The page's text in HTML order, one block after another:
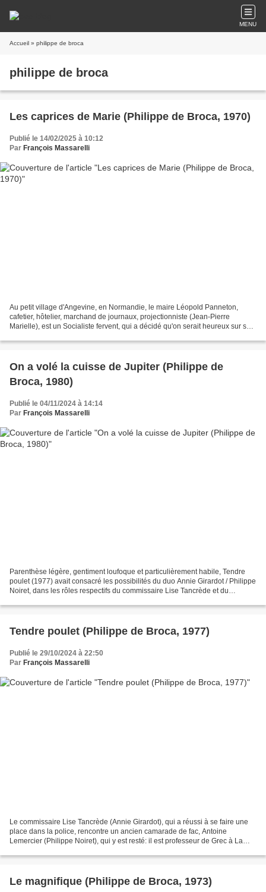
MENU
Accueil » philippe de broca
philippe de broca
Les caprices de Marie (Philippe de Broca, 1970)
Publié le 14/02/2025 à 10:12
Par François Massarelli
Au petit village d'Angevine, en Normandie, le maire Léopold Panneton,
cafetier, hôtelier, marchand de journaux, projectionniste (Jean-Pierre
Marielle), est un Socialiste fervent, qui a décidé qu'on serait heureux sur sa
On a volé la cuisse de Jupiter (Philippe de
Broca, 1980)
Publié le 04/11/2024 à 14:14
Par François Massarelli
Parenthèse légère, gentiment loufoque et particulièrement habile, Tendre
poulet (1977) avait consacré les possibilités du duo Annie Girardot / Philippe
Noiret, dans les rôles respectifs du commissaire Lise Tancrède et du
Tendre poulet (Philippe de Broca, 1977)
Publié le 29/10/2024 à 22:50
Par François Massarelli
Le commissaire Lise Tancrède (Annie Girardot), qui a réussi à se faire une
place dans la police, rencontre un ancien camarade de fac, Antoine
Lemercier (Philippe Noiret), qui y est resté: il est professeur de Grec à La
Le magnifique (Philippe de Broca, 1973)